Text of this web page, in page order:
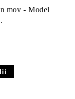
mov - Model